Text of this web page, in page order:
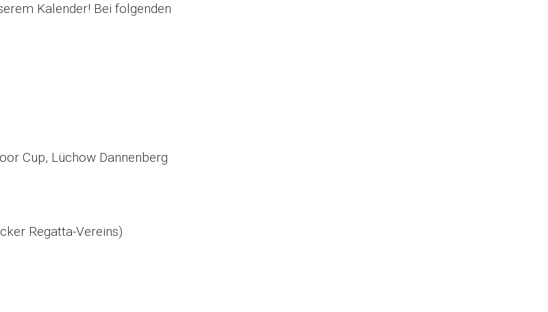
Kalender! Bei folgenden
Cup, Lüchow Dannenberg
Regatta-Vereins)